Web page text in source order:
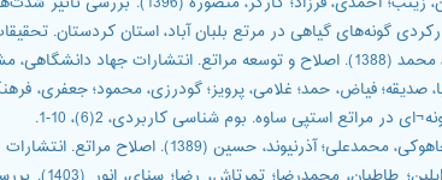
گونه‌های گیاهی در مرتع بلبان آباد، استان کردستان. تحقیقات مرتع و
انتشارات جهاد دانشگاهی، مشهد. 239.
در مراتع استپی ساوه. بوم شناسی کاربردی، 2(6)، 10-1.
آذرنیوند، حسین (1389). اصلاح مراتع. انتشارات دانشگاه تهران، 354.